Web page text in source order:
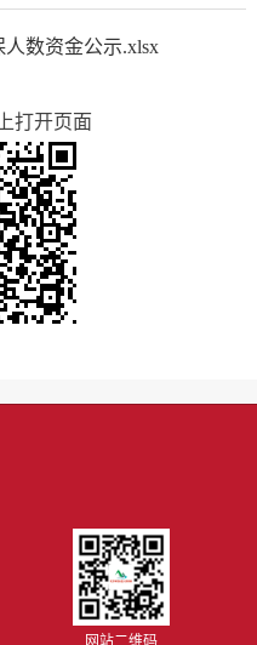
数资金公示.xlsx
打开页面